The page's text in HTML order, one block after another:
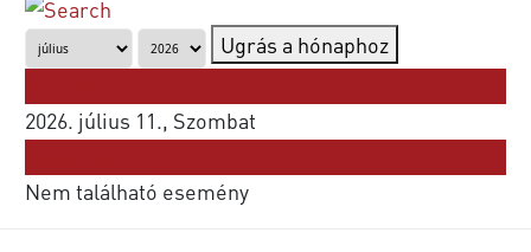
Ugrás a hónaphoz
2026. július 11., Szombat
Nem található esemény